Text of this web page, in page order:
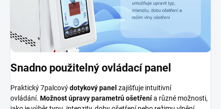
Snadno použitelný ovládací panel
Praktický 7palcovýdotykový panel zajišťuje intuitivní
ovládání. Možnost úpravy parametrů ošetřenía různé možnosti,